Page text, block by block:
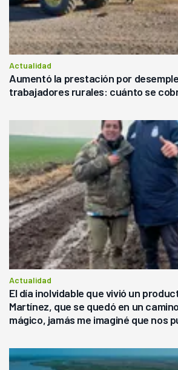
Actualidad
Aumentó la prestación por
trabajadores rurales: cuánto se
Actualidad
El día inolvidable que vivió un
Martínez, que se quedó en un
mágico, jamás me imaginé que nos